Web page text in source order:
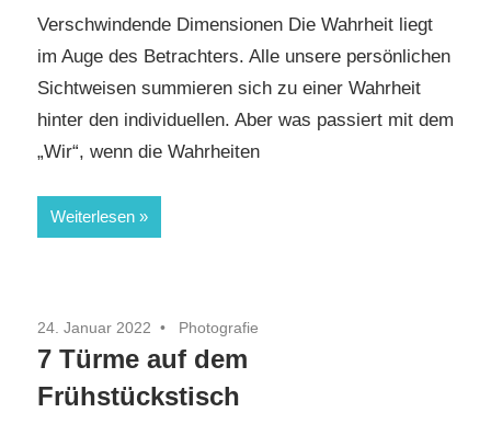
Verschwindende Dimensionen Die Wahrheit liegt
im Auge des Betrachters. Alle unsere persönlichen
Sichtweisen summieren sich zu einer Wahrheit
hinter den individuellen. Aber was passiert mit dem
„Wir“, wenn die Wahrheiten
Weiterlesen
24. Januar 2022 Photografie
7 Türme auf dem
Frühstückstisch